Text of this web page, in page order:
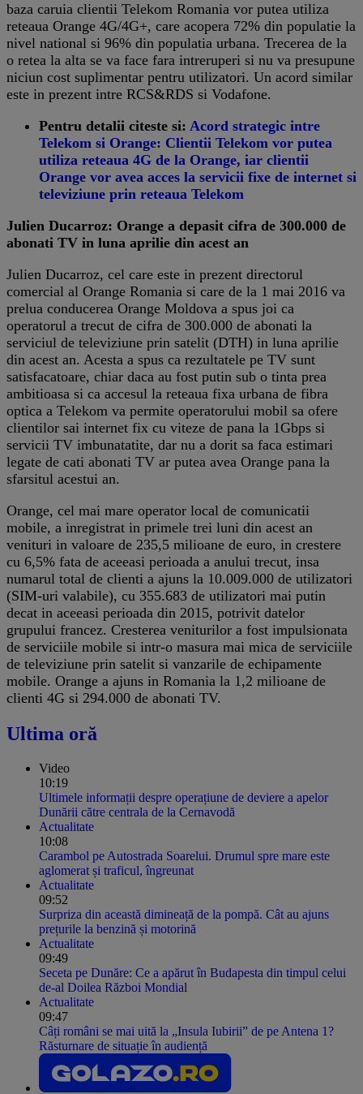
baza caruia clientii Telekom Romania vor putea utiliza
reteaua Orange 4G/4G+, care acopera 72% din populatie la
nivel national si 96% din populatia urbana. Trecerea de la
o retea la alta se va face fara intreruperi si nu va presupune
niciun cost suplimentar pentru utilizatori. Un acord similar
este in prezent intre RCS&RDS si Vodafone.
Pentru detalii citeste si: Acord strategic intre
Telekom si Orange: Clientii Telekom vor putea
utiliza reteaua 4G de la Orange, iar clientii
Orange vor avea acces la servicii fixe de internet si
televiziune prin reteaua Telekom
Julien Ducarroz: Orange a depasit cifra de 300.000 de
abonati TV in luna aprilie din acest an
Julien Ducarroz, cel care este in prezent directorul
comercial al Orange Romania si care de la 1 mai 2016 va
prelua conducerea Orange Moldova a spus joi ca
operatorul a trecut de cifra de 300.000 de abonati la
serviciul de televiziune prin satelit (DTH) in luna aprilie
din acest an. Acesta a spus ca rezultatele pe TV sunt
satisfacatoare, chiar daca au fost putin sub o tinta prea
ambitioasa si ca accesul la reteaua fixa urbana de fibra
optica a Telekom va permite operatorului mobil sa ofere
clientilor sai internet fix cu viteze de pana la 1Gbps si
servicii TV imbunatatite, dar nu a dorit sa faca estimari
legate de cati abonati TV ar putea avea Orange pana la
sfarsitul acestui an.
Orange, cel mai mare operator local de comunicatii
mobile, a inregistrat in primele trei luni din acest an
venituri in valoare de 235,5 milioane de euro, in crestere
cu 6,5% fata de aceeasi perioada a anului trecut, insa
numarul total de clienti a ajuns la 10.009.000 de utilizatori
(SIM-uri valabile), cu 355.683 de utilizatori mai putin
decat in aceeasi perioada din 2015, potrivit datelor
grupului francez. Cresterea veniturilor a fost impulsionata
de serviciile mobile si intr-o masura mai mica de serviciile
de televiziune prin satelit si vanzarile de echipamente
mobile. Orange a ajuns in Romania la 1,2 milioane de
clienti 4G si 294.000 de abonati TV.
Ultima oră
Video
10:19
Ultimele informații despre operațiune de deviere a apelor
Dunării către centrala de la Cernavodă
Actualitate
10:08
Carambol pe Autostrada Soarelui. Drumul spre mare este
aglomerat și traficul, îngreunat
Actualitate
09:52
Surpriza din această dimineață de la pompă. Cât au ajuns
prețurile la benzină și motorină
Actualitate
09:49
Seceta pe Dunăre: Ce a apărut în Budapesta din timpul celui
de-al Doilea Război Mondial
Actualitate
09:47
Câți români se mai uită la „Insula Iubirii” de pe Antena 1?
Răsturnare de situație în audiență